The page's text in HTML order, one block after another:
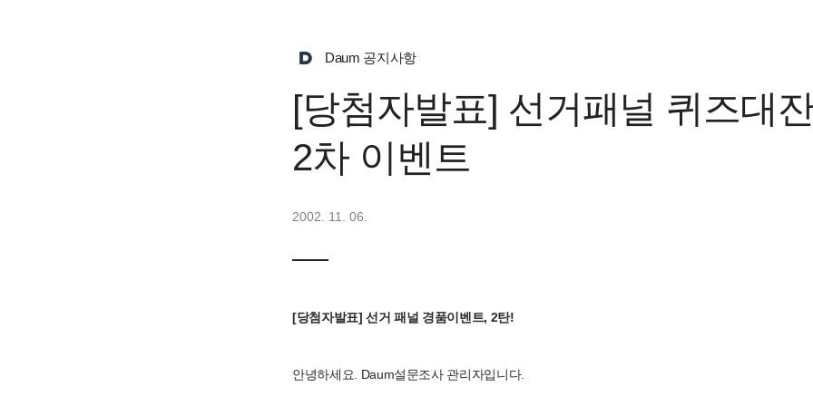
Daum 공지사항
[당첨자발표] 선거패널 퀴즈대
2차 이벤트
2002. 11. 06.
[당첨자발표] 선거 패널 경품이벤트, 2탄!
안녕하세요. Daum설문조사 관리자입니다.